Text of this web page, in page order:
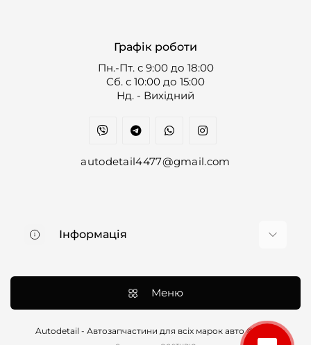
Графік роботи
Пн.-Пт. с 9:00 до 18:00
Cб. с 10:00 до 15:00
Нд. - Вихідний
autodetail4477@gmail.com
Інформація
Контакти
Договір оферти
Меню
Autodetail - Автозапчастини для всіх марок авто © 2026